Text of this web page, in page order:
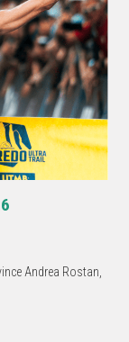
Andrea Rostan,